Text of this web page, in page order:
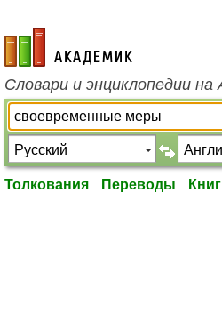
academic.ru
Словари и энциклопедии на
Толкования Переводы